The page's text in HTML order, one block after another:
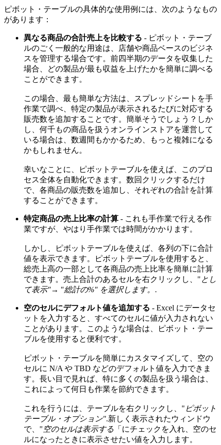
ピボット・テーブルの具体的な使用例には、次のようなもの
があります：
異なる商品の合計売上を比較する - ピボット・テーブ
ルのごく一般的な用途は、店舗や商品ベースのビジネ
スを管理する場合です。前四半期のデータを収集した
場合、どの製品が最も収益を上げたかを簡単に調べる
ことができます。
この場合、最も簡単な方法は、スプレッドシートを手
作業で調べ、特定の製品が表示されるたびに対応する
販売数を追加することです。簡単そうでしょう？しか
し、何千もの商品を扱うオンラインストアを運営して
いる場合は、数週間もかかるため、もっと複雑になる
かもしれません。
幸いなことに、ピボットテーブルを使えば、このプロ
セス全体を自動化できます。数回クリックするだけ
で、各商品の販売数を追加し、それぞれの合計を計算
することができます。
特定商品の売上比率の計算 - これも手作業で行える作
業ですが、やはり手作業では時間がかかります。
しかし、ピボットテーブルを使えば、各列の下に合計
値を表示できます。ピボットテーブルを使用すると、
総売上高の一部として各商品の売上比率を簡単に計算
できます。売上合計のあるセルを右クリックし、" とし
て表示"→ "総計の%" を選択します。 .
空のセルにデフォルト値を追加する - Excel にデータセ
ットを入力すると、すべてのセルに値が入力されない
ことがあります。このような場合は、ピボット・テー
ブルを使用すると便利です。
ピボット・テーブルを簡単にカスタマイズして、空の
セルに N/A や TBD などのデフォルト値を入力できま
す。長い目で見れば、特に多くの製品を扱う場合は、
これによって何日も作業を節約できます。
これを行うには、テーブルを右クリックし、" ピボット
テーブル・オプション".新しく表示されたウィンドウ
で、"空のセルは表示する 「にチェックを入れ、空のセ
ルになったときに表示させたい値を入力します。